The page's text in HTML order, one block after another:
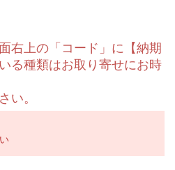
右上の「コード」に【納期
る種類はお取り寄せにお時
い。